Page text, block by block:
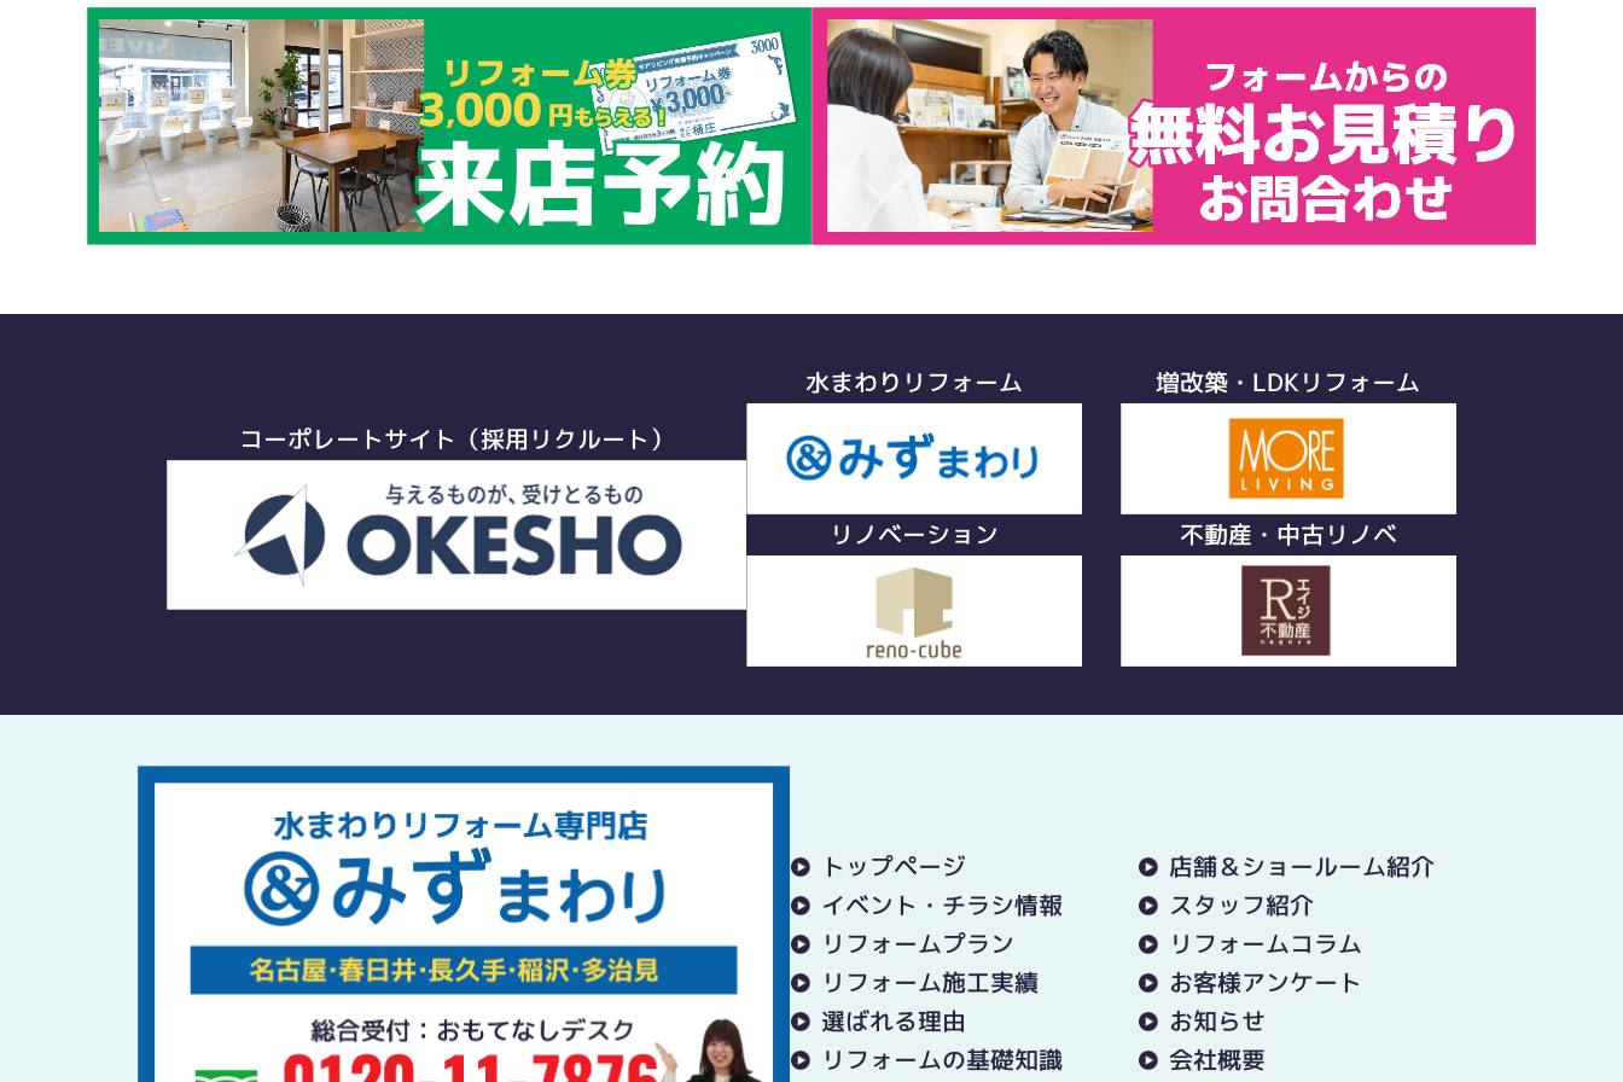
コーポレートサイト（採用リクルート）
水まわりリフォーム 増改築・LDKリフォーム
リノベーション 不動産・中古リノベ
トップページ
店舗＆ショールーム紹介
イベント・チラシ情報
スタッフ紹介
リフォームプラン
リフォームコラム
リフォーム施工実績
お客様アンケート
選ばれる理由
お知らせ
リフォームの基礎知識
会社概要